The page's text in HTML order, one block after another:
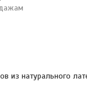
из натурального